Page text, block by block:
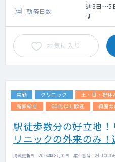
サポート
る環境
・看護師
・エコー
レント
・レセプ
賠、労災
ト）
週5
※面談後
勤務日数
週3日～
す
お気に入り
常勤 クリニック 土・日・祝休
高額給与
60代以上歓迎 綺麗
駅徒歩数分の好立地
リニックの外来のみ
掲載更新日 : 2026年08月05日 案件番号 : 24-